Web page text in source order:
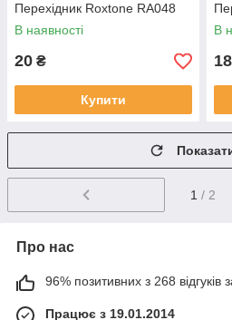
Перехідник Roxtone RA048
В наявності
20 ₴
Купити
В
18
1 / 2
Про нас
96% позитивних з 268 відгуків
Працює з 19.01.2014